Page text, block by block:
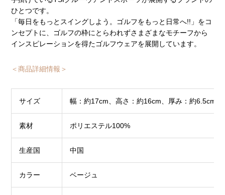
ひとつです。
「毎日をもっとスイングしよう。ゴルフをもっと日常へ!!」をコ
ンセプトに、ゴルフの枠にとらわれずさまざまなモチーフから
インスピレーションを得たゴルフウェアを展開しています。
＜商品詳細情報＞
サイズ 幅：約17cm、高さ：約16cm、厚み：約6.5cm(
素材 ポリエステル100%
生産国 中国
カラー ベージュ